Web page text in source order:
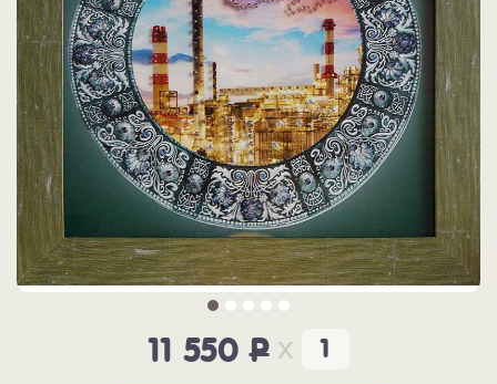
11 550P x